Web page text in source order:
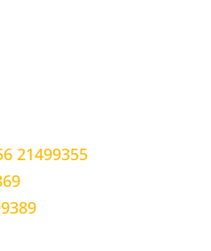
21499355